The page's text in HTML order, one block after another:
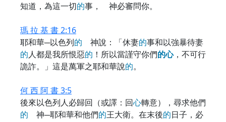
知道，為這一切的事， 神必審問你。
瑪 拉 基 書 2:16
耶和華─以色列的 神說：「休妻的事和以強暴待妻
的人都是我所恨惡的 ！所以當謹守你們的心，不可行
詭詐。」這是萬軍之耶和華說的。
何 西 阿 書 3:5
後來以色列人必歸回（或譯：回心轉意），尋求他們
的 神─耶和華和他們的王大衛。在末後的日子，必